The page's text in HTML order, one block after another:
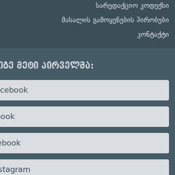
სარედაქციო კოდექსი
მასალის გამოყენების პირობები
კონტაქტი
მეტი პირველმა: